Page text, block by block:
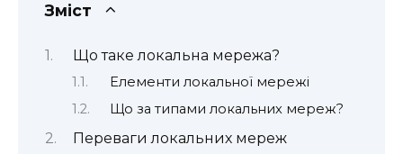
Зміст
Що таке локальна мережа?
Елементи локальної мережі
Що за типами локальних мереж?
Переваги локальних мереж